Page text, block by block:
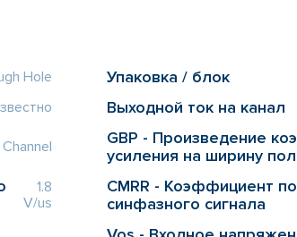
Hole Упаковка / блок
Выходной ток на канал
GBP - Произведение
усиления на ширину
1.8
V/us
CMRR - Коэффициент
синфазного сигнала